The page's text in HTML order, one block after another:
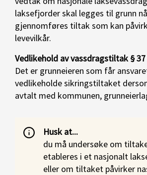
laksefjorder skal legges til grunn
gjennomføres tiltak som kan
levevilkår.
Vedlikehold av vassdragstiltak § 37
Det er grunneieren som får
vedlikeholde sikringstiltaket
avtalt med kommunen,
Husk at...
du må undersøke om
etableres i et nasjonalt
eller om tiltaket påvirker